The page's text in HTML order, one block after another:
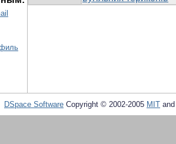
DSpace Software Copyright © 2002-2005 MIT